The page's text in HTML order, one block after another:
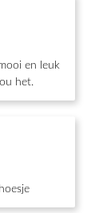
en leuk
het.